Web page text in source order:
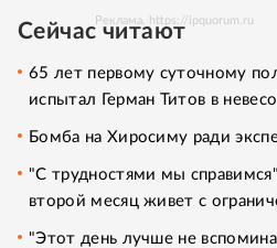
Реклама. https://ipquorum.ru
Сейчас читают
65 лет первому суточному
испытал Герман Титов в
Бомба на Хиросиму ради
"С трудностями мы
второй месяц живет с
"Этот день лучше не